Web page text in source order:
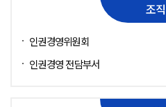
조직
인권경영위원회
인권경영 전담부서